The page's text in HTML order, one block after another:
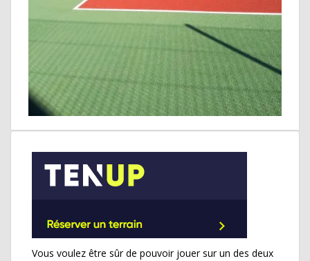
Vous voulez être sûr de pouvoir jouer sur un des deux